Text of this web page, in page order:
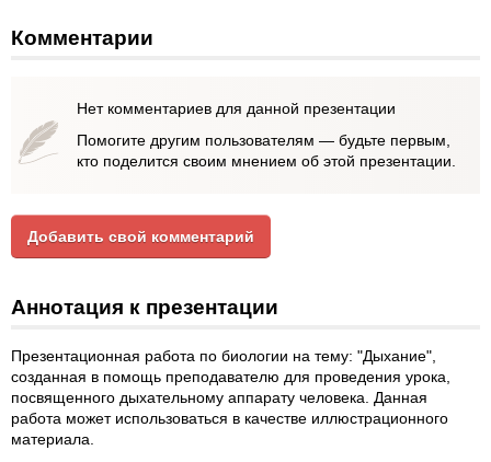
Комментарии
Нет комментариев для данной презентации
Помогите другим пользователям — будьте первым,
кто поделится своим мнением об этой презентации.
Добавить свой комментарий
Аннотация к презентации
Презентационная работа по биологии на тему: "Дыхание",
созданная в помощь преподавателю для проведения урока,
посвященного дыхательному аппарату человека. Данная
работа может использоваться в качестве иллюстрационного
материала.